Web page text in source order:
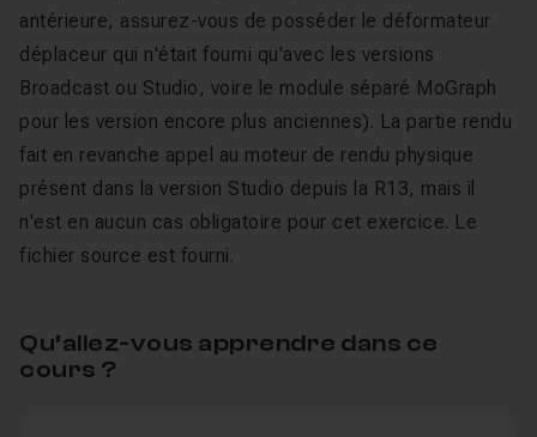
antérieure, assurez-vous de posséder le déformateur
déplaceur qui n'était fourni qu'avec les versions
Broadcast ou Studio, voire le module séparé MoGraph
pour les version encore plus anciennes). La partie rendu
fait en revanche appel au moteur de rendu physique
présent dans la version Studio depuis la R13, mais il
n'est en aucun cas obligatoire pour cet exercice. Le
fichier source est fourni.
Qu’allez-vous apprendre dans ce
cours ?